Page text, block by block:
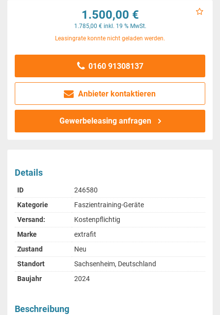
1.500,00 €
1.785,00 € inkl. 19 % MwSt.
Leasingrate konnte nicht geladen werden.
0160 91308137
Anbieter kontaktieren
Gewerbeleasing anfragen
Details
ID
246580
Kategorie
Faszientraining-Geräte
Versand:
Kostenpflichtig
Marke
extrafit
Zustand
Neu
Standort
Sachsenheim, Deutschland
Baujahr
2024
Beschreibung